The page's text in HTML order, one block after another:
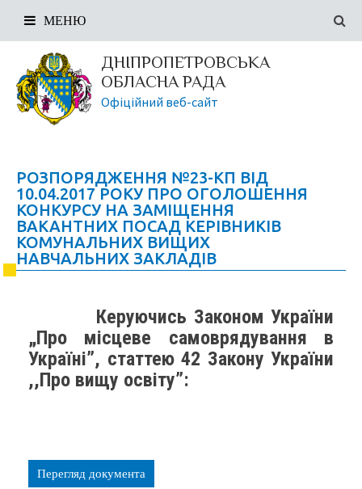
ДНІПРОПЕТРОВСЬКА
ОБЛАСНА РАДА
Офіційний веб-сайт
МЕНЮ
РОЗПОРЯДЖЕННЯ №23-КП ВІД
10.04.2017 РОКУ ПРО ОГОЛОШЕННЯ
КОНКУРСУ НА ЗАМІЩЕННЯ
ВАКАНТНИХ ПОСАД КЕРІВНИКІВ
КОМУНАЛЬНИХ ВИЩИХ
НАВЧАЛЬНИХ ЗАКЛАДІВ
Керуючись Законом України
„Про місцеве самоврядування в
Україні”, статтею 42 Закону України
,,Про вищу освіту”:
Перегляд документа